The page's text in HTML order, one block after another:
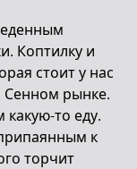
Коптилку и
стоит у нас
Сенном рынке.
то еду.
к
торчит